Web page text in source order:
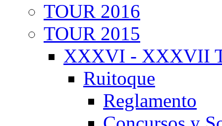
TOUR 2016
TOUR 2015
XXXVI - XXXVII
Ruitoque
Reglamento